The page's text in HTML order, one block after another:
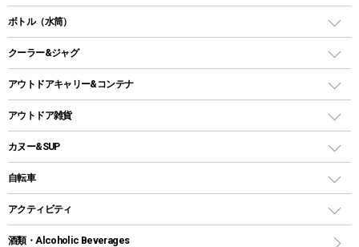
スクエアタープ（レクタタープ）
メッシュタープ
自立式タープ
パラソル
テントアクセサリー
ペグ
グランドシート
ガイドロープ
ツール
LEDライト
ヘッドライト
キャンドル
ガス缶
ガストーチ、ライター
焚き火台タイプ（ロースタイル）グリル
卓上タイプグリル
パーティータイプグリル
鉄板、アミ
焚き火台&ストーブ
火起こし
ダッチオーブン
ホットサンドメーカー
クッカーセット
シェラカップ
クッキングツール
ナイフ
ボトル（水筒）
ステンレスボトル
コップ付きタイプ
ワンタッチタイプ
プラスチックボトル
ディズニーボトル
クーラー&ジャグ
クーラーボックス
クーラーバッグ
ウォータージャグ
保冷剤
アウトドアキャリー&コンテナ
アウトドアキャリー
アウトドア雑貨
バックパック&バッグ
リュック、バックパック
トートバッグ、サコッシュ
ショッピングキャリー
カヌー&SUP
インフレータブル
カヤック
自転車
折りたたみ自転車
スポーツサイクル
アクティビティ
マリン
酒類・Alcoholic Beverages